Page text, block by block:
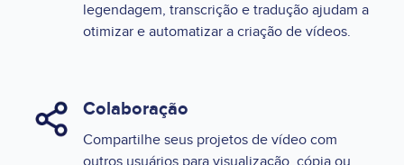
legendagem, transcrição e tradução ajudam a
otimizar e automatizar a criação de vídeos.
Colaboração
Compartilhe seus projetos de vídeo com